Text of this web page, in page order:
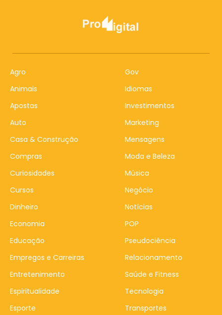
Agro
Animais
Apostas
Auto
Casa & Construção
Compras
Curiosidades
Cursos
Dinheiro
Economia
Educação
Empregos e Carreiras
Entretenimento
Espiritualidade
Esporte
Gov
Idiomas
Investimentos
Marketing
Mensagens
Moda e Beleza
Música
Negócio
Notícias
POP
Pseudociência
Relacionamento
Saúde e Fitness
Tecnologia
Transportes